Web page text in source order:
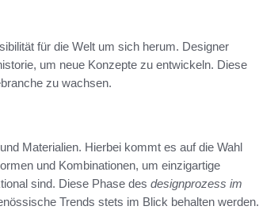
für die Welt um sich herum. Designer
um neue Konzepte zu entwickeln. Diese
zu wachsen.
und Materialien. Hierbei kommt es auf die Wahl
und Kombinationen, um einzigartige
sind. Diese Phase des designprozess im
Trends stets im Blick behalten werden.